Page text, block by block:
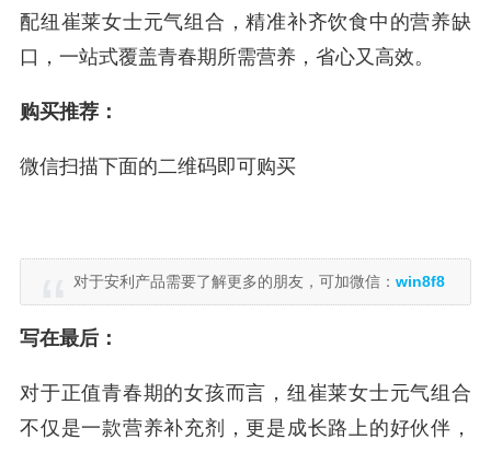
配纽崔莱女士元气组合，精准补齐饮食中的营养缺
口，一站式覆盖青春期所需营养，省心又高效。
购买推荐：
微信扫描下面的二维码即可购买
对于安利产品需要了解更多的朋友，可加微信： win8f8
写在最后：
对于正值青春期的女孩而言，纽崔莱女士元气组合
不仅是一款营养补充剂，更是成长路上的好伙伴，